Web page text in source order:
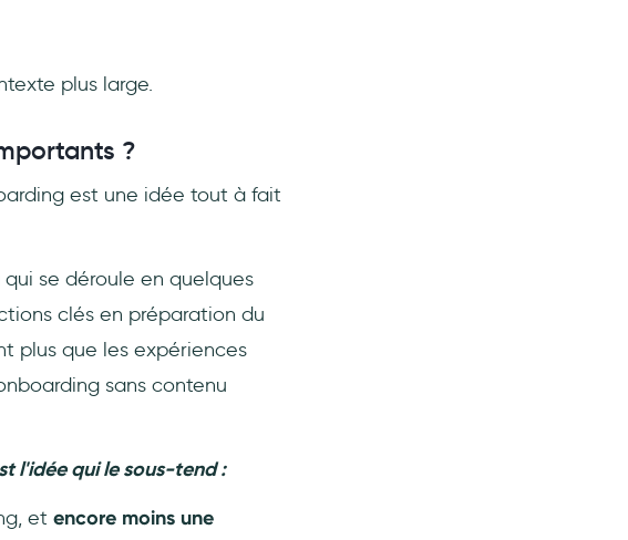
plus large.
?
est une idée tout à fait
se déroule en quelques
clés en préparation du
plus que les expériences
sans contenu
l'idée qui le sous-tend :
et encore moins une